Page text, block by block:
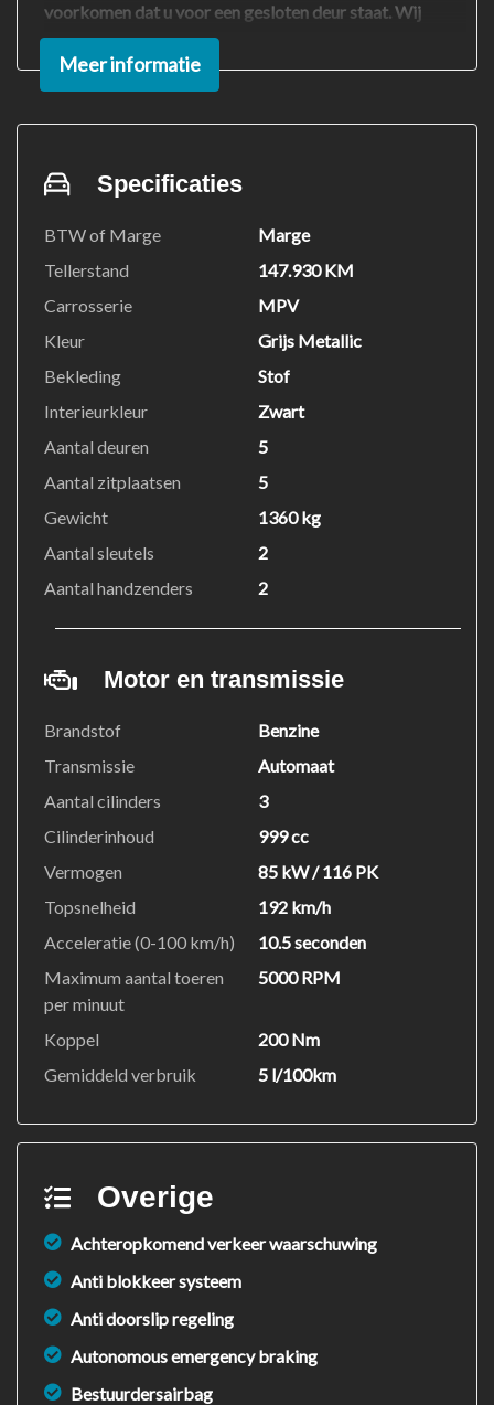
voorkomen dat u voor een gesloten deur staat. Wij
hopen op uw begrip en kijken ernaar uit u te
verwelkomen!
VOOR EEN BEZICHTIGING EN OF EEN PROEFRIT
+31654908782
Meer informatie
Specificaties
BTW of Marge
Marge
Tellerstand
147.930 KM
Carrosserie
MPV
Kleur
Grijs Metallic
Bekleding
Stof
Interieurkleur
Zwart
Aantal deuren
5
Aantal zitplaatsen
5
Gewicht
1360 kg
Aantal sleutels
2
Aantal handzenders
2
Motor en transmissie
Brandstof
Benzine
Transmissie
Automaat
Aantal cilinders
3
Cilinderinhoud
999 cc
Vermogen
85 kW / 116 PK
Topsnelheid
192 km/h
Acceleratie (0-100 km/h)
10.5 seconden
Maximum aantal toeren
per minuut
5000 RPM
Koppel
200 Nm
Gemiddeld verbruik
5 l/100km
Overige
Achteropkomend verkeer waarschuwing
Anti blokkeer systeem
Anti doorslip regeling
Autonomous emergency braking
Bestuurdersairbag